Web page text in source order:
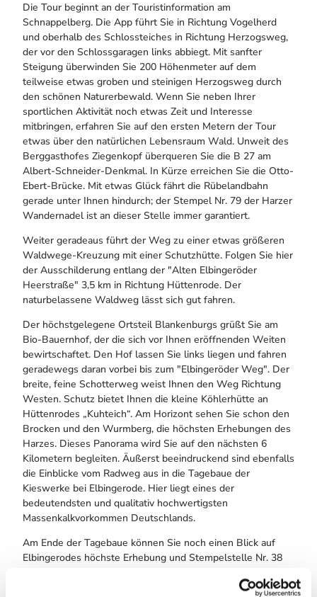
Die Tour beginnt an der Touristinformation am
Schnappelberg. Die App führt Sie in Richtung Vogelherd
und oberhalb des Schlossteiches in Richtung Herzogsweg,
der vor den Schlossgaragen links abbiegt. Mit sanfter
Steigung überwinden Sie 200 Höhenmeter auf dem
teilweise etwas groben und steinigen Herzogsweg durch
den schönen Naturerbewald. Wenn Sie neben Ihrer
sportlichen Aktivität noch etwas Zeit und Interesse
mitbringen, erfahren Sie auf den ersten Metern der Tour
etwas über den natürlichen Lebensraum Wald. Unweit des
Berggasthofes Ziegenkopf überqueren Sie die B 27 am
Albert-Schneider-Denkmal. In Kürze erreichen Sie die Otto-
Ebert-Brücke. Mit etwas Glück fährt die Rübelandbahn
gerade unter Ihnen hindurch; der Stempel Nr. 79 der Harzer
Wandernadel ist an dieser Stelle immer garantiert.
Weiter geradeaus führt der Weg zu einer etwas größeren
Waldwege-Kreuzung mit einer Schutzhütte. Folgen Sie hier
der Ausschilderung entlang der "Alten Elbingeröder
Heerstraße" 3,5 km in Richtung Hüttenrode. Der
naturbelassene Waldweg lässt sich gut fahren.
Der höchstgelegene Ortsteil Blankenburgs grüßt Sie am
Bio-Bauernhof, der die sich vor Ihnen eröffnenden Weiten
bewirtschaftet. Den Hof lassen Sie links liegen und fahren
geradewegs daran vorbei bis zum "Elbingeröder Weg". Der
breite, feine Schotterweg weist Ihnen den Weg Richtung
Westen. Schutz bietet Ihnen die kleine Köhlerhütte an
Hüttenrodes „Kuhteich“. Am Horizont sehen Sie schon den
Brocken und den Wurmberg, die höchsten Erhebungen des
Harzes. Dieses Panorama wird Sie auf den nächsten 6
Kilometern begleiten. Äußerst beeindruckend sind ebenfalls
die Einblicke vom Radweg aus in die Tagebaue der
Kieswerke bei Elbingerode. Hier liegt eines der
bedeutendsten und qualitativ hochwertigsten
Massenkalkvorkommen Deutschlands.
Am Ende der Tagebaue können Sie noch einen Blick auf
Elbingerodes höchste Erhebung und Stempelstelle Nr. 38
dem 16. Jahrhundert war er seinem Namen nach tatsächlich